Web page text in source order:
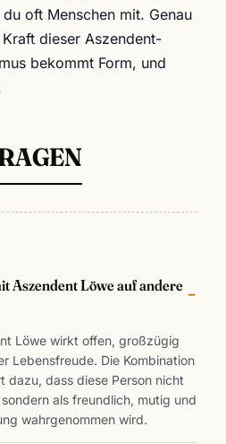
oft Menschen mit. Genau
dieser Aszendent-
bekommt Form, und
Aszendent Löwe auf andere
Löwe wirkt offen, großzügig
Lebensfreude. Die Kombination
dazu, dass diese Person nicht
als freundlich, mutig und
wahrgenommen wird.